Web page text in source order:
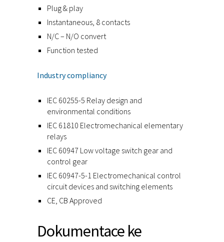
Plug & play
Instantaneous, 8 contacts
N/C – N/O convert
Function tested
Industry compliancy
IEC 60255-5 Relay design and
environmental conditions
IEC 61810 Electromechanical elementary
relays
IEC 60947 Low voltage switch gear and
control gear
IEC 60947-5-1 Electromechanical control
circuit devices and switching elements
CE, CB Approved
Dokumentace ke